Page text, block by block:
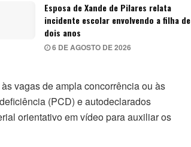
Esposa de Xande de Pilares relata
incidente escolar envolvendo a filha de
dois anos
6 DE AGOSTO DE 2026
vagas de ampla concorrência ou às
(PCD) e autodeclarados
orientativo em vídeo para auxiliar os